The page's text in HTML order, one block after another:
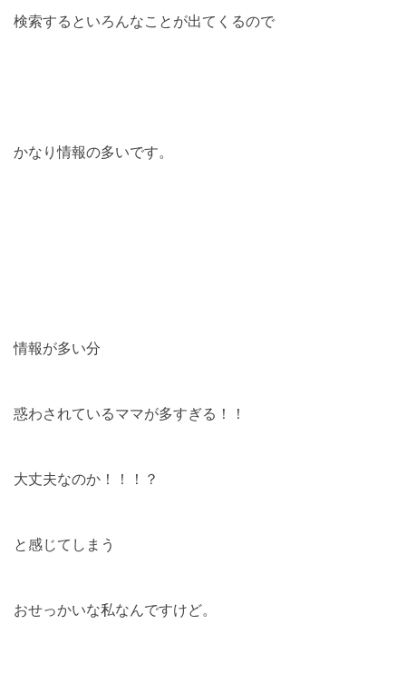
検索するといろんなことが出てくるので
かなり情報の多いです。
情報が多い分
惑わされているママが多すぎる！！
大丈夫なのか！！！？
と感じてしまう
おせっかいな私なんですけど。